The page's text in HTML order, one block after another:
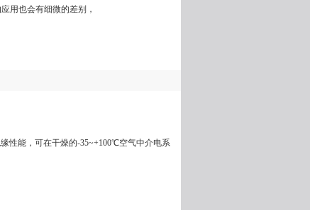
用也会有细微的差别，
性能，可在干燥的-35~+100℃空气中介电系